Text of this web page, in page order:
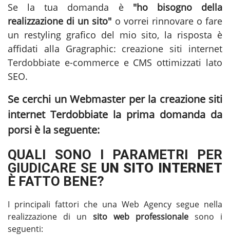
Se la tua domanda è "ho bisogno della
realizzazione di un sito" o vorrei rinnovare o fare
un restyling grafico del mio sito, la risposta è
affidati alla Gragraphic: creazione siti internet
Terdobbiate e-commerce e CMS ottimizzati lato
SEO.
Se cerchi un Webmaster per la creazione siti
internet Terdobbiate la prima domanda da
porsi è la seguente:
QUALI SONO I PARAMETRI PER
GIUDICARE SEUN SITO INTERNET
È FATTO BENE?
I principali fattori che una Web Agency segue nella
realizzazione di un sito web professionale sono i
seguenti: